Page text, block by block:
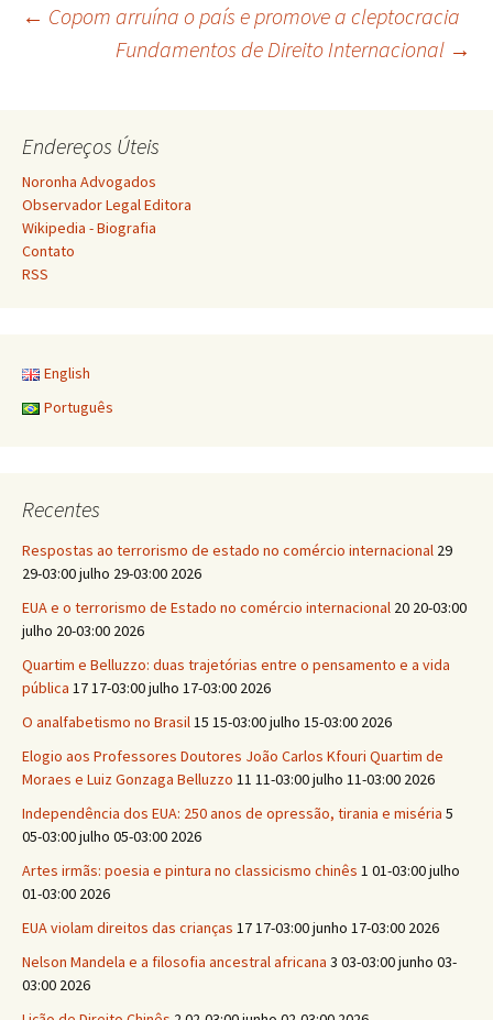
Navegação
posts
← Copom arruína o país e promove a cleptocracia
Fundamentos de Direito Internacional →
Endereços Úteis
Noronha Advogados
Observador Legal Editora
Wikipedia - Biografia
Contato
RSS
English
Português
Recentes
Respostas ao terrorismo de estado no comércio internacional 29
29-03:00 julho 29-03:00 2026
EUA e o terrorismo de Estado no comércio internacional 20 20-03:00
julho 20-03:00 2026
Quartim e Belluzzo: duas trajetórias entre o pensamento e a vida
pública 17 17-03:00 julho 17-03:00 2026
O analfabetismo no Brasil15 15-03:00 julho 15-03:00 2026
Elogio aos Professores Doutores João Carlos Kfouri Quartim de
Moraes e Luiz Gonzaga Belluzzo 11 11-03:00 julho 11-03:00 2026
Independência dos EUA: 250 anos de opressão, tirania e miséria 5
05-03:00 julho 05-03:00 2026
Artes irmãs: poesia e pintura no classicismo chinês 1 01-03:00 julho
01-03:00 2026
EUA violam direitos das crianças 17 17-03:00 junho 17-03:00 2026
Nelson Mandela e a filosofia ancestral africana 3 03-03:00 junho 03-
03:00 2026